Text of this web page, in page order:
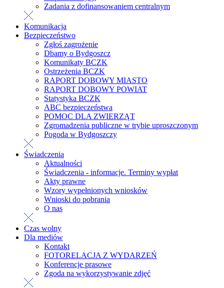
Zadania z dofinansowaniem centralnym
Komunikacja
Bezpieczeństwo
Zgłoś zagrożenie
Dbamy o Bydgoszcz
Komunikaty BCZK
Ostrzeżenia BCZK
RAPORT DOBOWY MIASTO
RAPORT DOBOWY POWIAT
Statystyka BCZK
ABC bezpieczeństwa
POMOC DLA ZWIERZĄT
Zgromadzenia publiczne w trybie uproszczonym
Pogoda w Bydgoszczy
Świadczenia
Aktualności
Świadczenia - informacje. Terminy wypłat
Akty prawne
Wzory wypełnionych wniosków
Wnioski do pobrania
O nas
Czas wolny
Dla mediów
Kontakt
FOTORELACJA Z WYDARZEŃ
Konferencje prasowe
Zgoda na wykorzystywanie zdjęć